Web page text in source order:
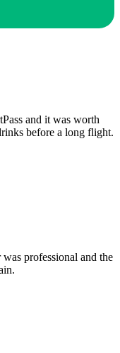
and it was worth
before a long flight.
professional and the